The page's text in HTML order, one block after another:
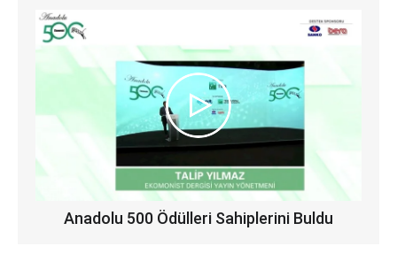
Anadolu 500 Ödülleri Sahiplerini Buldu